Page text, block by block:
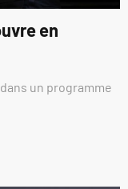
en
un programme